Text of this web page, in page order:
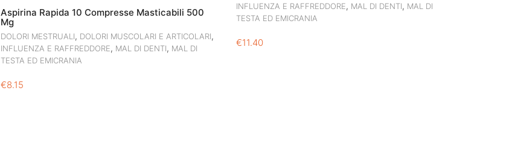
Aspirina Rapida 10 Compresse Masticabili 500
Mg
DOLORI MESTRUALI, DOLORI MUSCOLARI E ARTICOLARI,
INFLUENZA E RAFFREDDORE, MAL DI DENTI, MAL DI
TESTA ED EMICRANIA
€8.15
INFLUENZA E RAFFREDDORE, MAL DI DENTI, MAL DI
TESTA ED EMICRANIA
€11.40